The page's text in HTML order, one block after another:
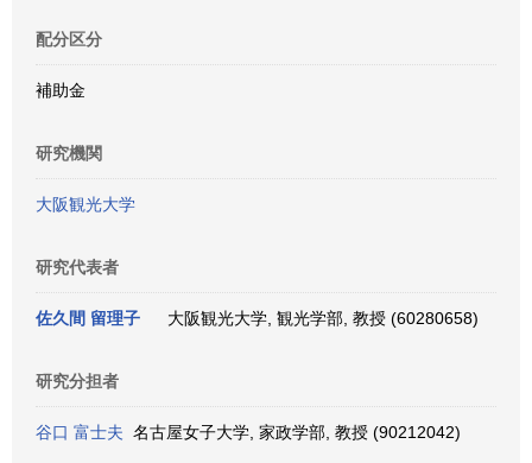
配分区分
補助金
研究機関
大阪観光大学
研究代表者
佐久間 留理子 大阪観光大学, 観光学部, 教授 (60280658)
研究分担者
谷口 富士夫 名古屋女子大学, 家政学部, 教授 (90212042)